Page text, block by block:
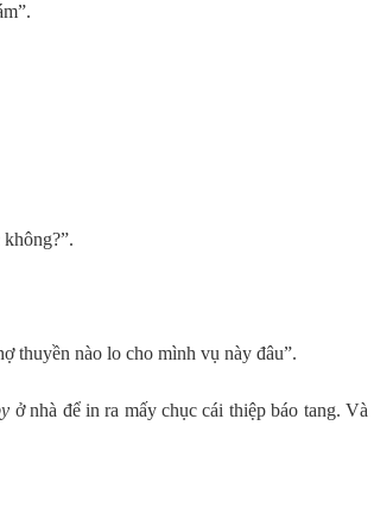
thuyền nào lo cho mình vụ này đâu”.
ở nhà để in ra mấy chục cái thiệp báo tang. Và